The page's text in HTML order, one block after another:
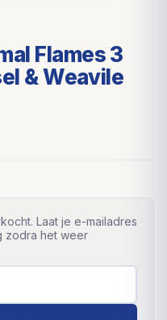
Flames 3
& Weavile
Laat je e-mailadres
zodra het weer